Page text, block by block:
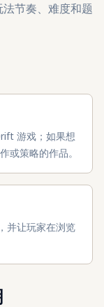
节奏、难度和题
游戏；如果想
或策略的作品。
并让玩家在浏览